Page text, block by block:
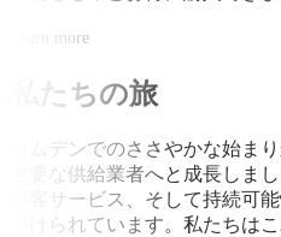
Learn more
私たちの旅
カムデンでのささやかな始ま
主要な供給業者へと成長しま
顧客サービス、そして持続可
づけられています。私たちは